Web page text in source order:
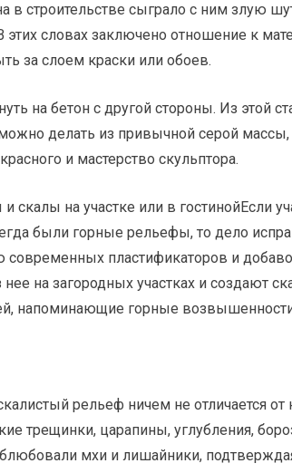
в строительстве сыграло с ним злую
этих словах заключено отношение к
за слоем краски или обоев.
на бетон с другой стороны. Из этой
делать из привычной серой
и мастерство скульптора.
скалы на участке или в гостинойЕсли
были горные рельефы, то дело
пластификаторов и
нее на загородных участках и создают
напоминающие горные
рельеф ничем не отличается
трещинки, царапины, углубления,
мхи и лишайники,